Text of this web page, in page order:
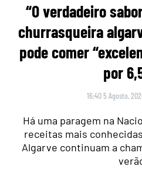
“O verdadeiro
churrasqueira
pode comer
por
16:40 5 Agosto,
Há uma paragem na
receitas mais
Algarve continuam a